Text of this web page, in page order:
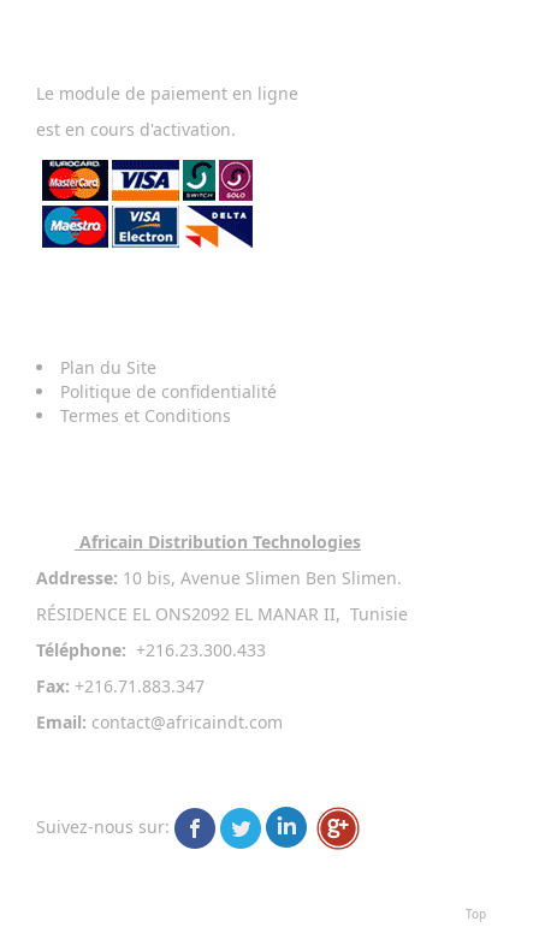
Le module de paiement en ligne
est en cours d'activation.
Plan du Site
Politique de confidentialité
Termes et Conditions
Africain Distribution Technologies
Addresse: 10 bis, Avenue Slimen Ben Slimen.
RÉSIDENCE EL ONS2092 EL MANAR II, Tunisie
Téléphone: +216.23.300.433
Fax: +216.71.883.347
Email: contact@africaindt.com
Suivez-nous sur:
Top